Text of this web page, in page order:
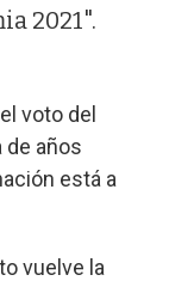
2021".
voto del
de años
está a
vuelve la